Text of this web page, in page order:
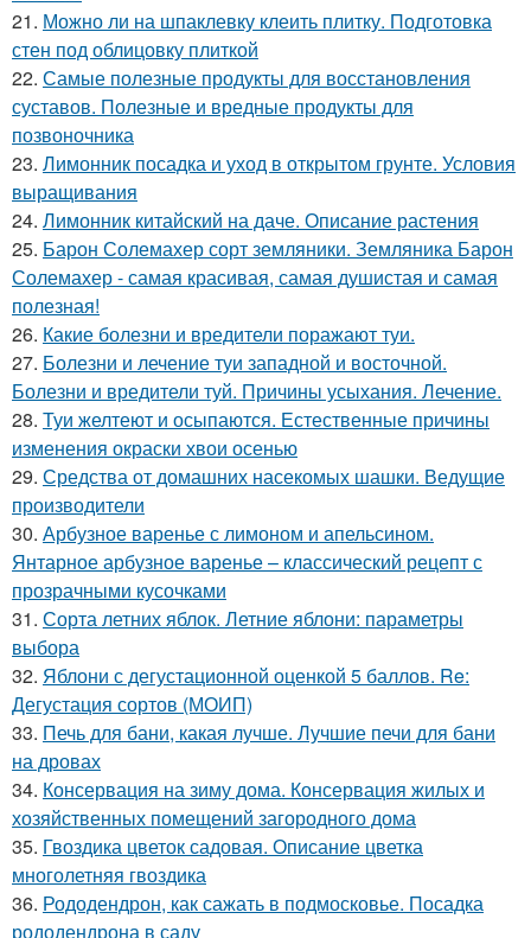
21. Можно ли на шпаклевку клеить плитку. Подготовка
стен под облицовку плиткой
22. Самые полезные продукты для восстановления
суставов. Полезные и вредные продукты для
позвоночника
23. Лимонник посадка и уход в открытом грунте. Условия
выращивания
24. Лимонник китайский на даче. Описание растения
25. Барон Солемахер сорт земляники. Земляника Барон
Солемахер - самая красивая, самая душистая и самая
полезная!
26. Какие болезни и вредители поражают туи.
27. Болезни и лечение туи западной и восточной.
Болезни и вредители туй. Причины усыхания. Лечение.
28. Туи желтеют и осыпаются. Естественные причины
изменения окраски хвои осенью
29. Средства от домашних насекомых шашки. Ведущие
производители
30. Арбузное варенье с лимоном и апельсином.
Янтарное арбузное варенье – классический рецепт с
прозрачными кусочками
31. Сорта летних яблок. Летние яблони: параметры
выбора
32. Яблони с дегустационной оценкой 5 баллов. Re:
Дегустация сортов (МОИП)
33. Печь для бани, какая лучше. Лучшие печи для бани
на дровах
34. Консервация на зиму дома. Консервация жилых и
хозяйственных помещений загородного дома
35. Гвоздика цветок садовая. Описание цветка
многолетняя гвоздика
36. Рододендрон, как сажать в подмосковье. Посадка
рододендрона в саду